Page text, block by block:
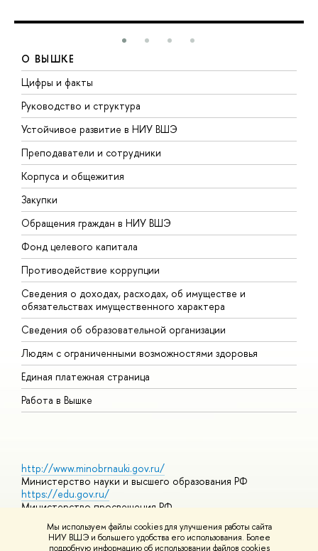
Мы используем файлы cookies для улучшения работы сайта
НИУ ВШЭ и большего удобства его использования. Более
подробную информацию об использовании файлов cookies
О ВЫШКЕ
Цифры и факты
Руководство и структура
Устойчивое развитие в НИУ ВШЭ
Преподаватели и сотрудники
Корпуса и общежития
Закупки
Обращения граждан в НИУ ВШЭ
Фонд целевого капитала
Противодействие коррупции
Сведения о доходах, расходах, об имуществе и
обязательствах имущественного характера
Сведения об образовательной организации
Людям с ограниченными возможностями здоровья
Единая платежная страница
Работа в Вышке
http://www.minobrnauki.gov.ru/
Министерство науки и высшего образования РФ
https://edu.gov.ru/
Министерство просвещения РФ
https://elearning.hse.ru/mooc
Массовые открытые онлайн-курсы